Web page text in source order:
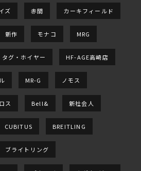
ズ 赤間 カーキフィールド
新作 モナコ MRG
タグ・ホイヤー HF-AGE高崎店
MR-G ノモス
ス Bell& 新社会人
CUBITUS BREITLING
ブライトリング